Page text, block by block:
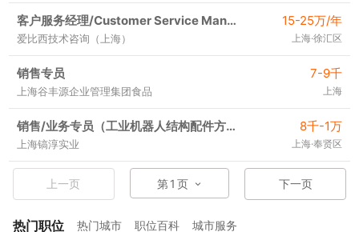
客户服务经理/Customer Service Manager（急招） 15-25万/年
爱比西技术咨询（上海） 上海·徐汇区
销售专员 7-9千
上海谷丰源企业管理集团食品 上海
销售/业务专员（工业机器人结构配件方向） 8千-1万
上海镐淳实业 上海·奉贤区
上一页 第1 页 下一页
热门职位 热门城市 职位百科 城市服务